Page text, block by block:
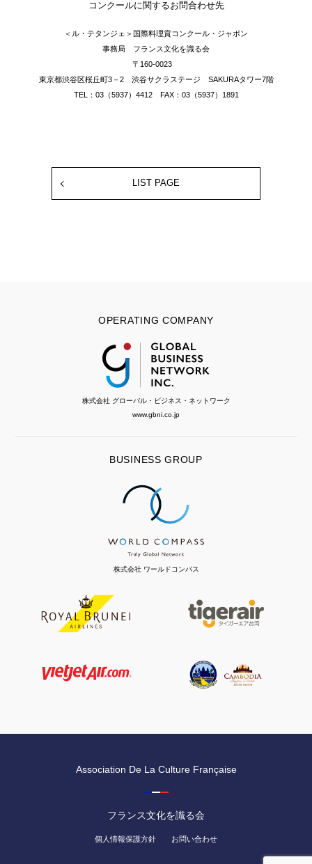
コンクールに関するお問合わせ先
＜ル・テタンジェ＞国際料理賞コンクール・ジャポン
事務局 フランス文化を識る会
〒160-0023
東京都渋谷区桜丘町3－2 渋谷サクラステージ SAKURAタワー7階
TEL：03（5937）4412 FAX：03（5937）1891
LIST PAGE
OPERATING COMPANY
株式会社 グローバル・ビジネス・ネットワーク
www.gbni.co.jp
BUSINESS GROUP
株式会社 ワールドコンパス
Association De La Culture Française
フランス文化を識る会
個人情報保護方針 お問い合わせ